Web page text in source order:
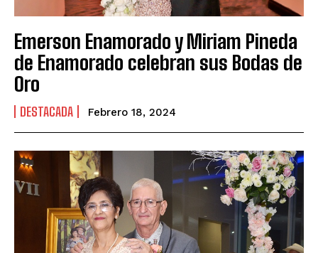
Emerson Enamorado y Miriam Pineda
de Enamorado celebran sus Bodas de
Oro
DESTACADA Febrero 18, 2024